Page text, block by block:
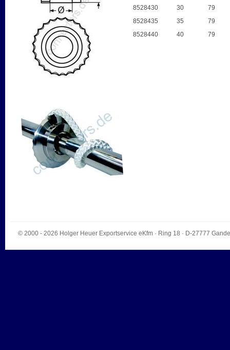
8528430
30
79
8528435
35
79
8528440
40 79
© 2000 - 2026 Holger Heuer Exportservice eKfm· Ring 18 · D-27777